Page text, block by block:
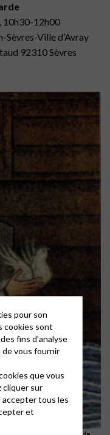
10h30-12h00
Sèvres-Ville d’Avray
92310 Sèvres
pour son
cookies sont
fins d'analyse
vous fournir
que vous
cliquer sur
accepter tous les
et